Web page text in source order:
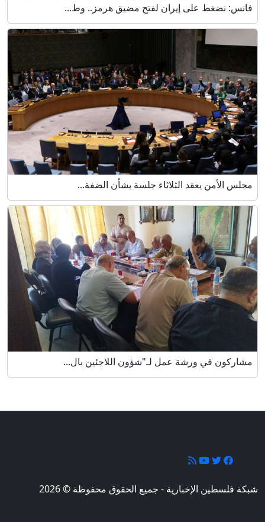
فانس: نضغط على إيران لفتح مضيق هرمز.. وط...
مجلس الأمن يعقد الثلاثاء جلسة بشأن الضفة...
مشاركون في ورشة عمل لـ"شؤون اللاجئين بال...
شبكة فلسطين الإخبارية - جميع الحقوق محفوظة © 2026